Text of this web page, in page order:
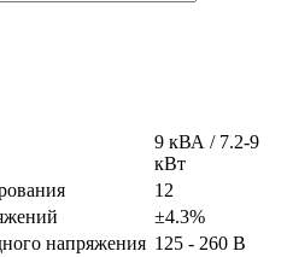
9 кВА / 7.2-9
кВт
12
±4.3%
напряжения 125 - 260 В